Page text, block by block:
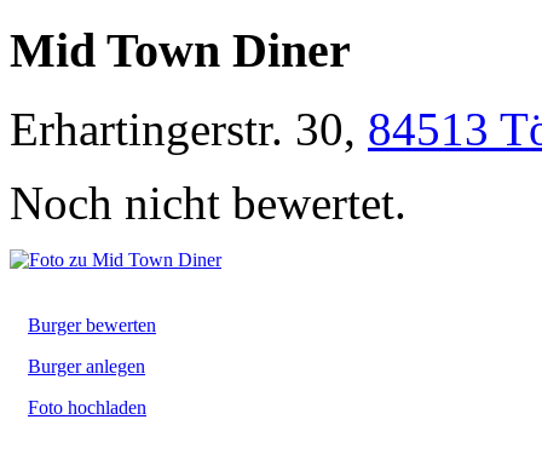
Mid Town Diner
Erhartingerstr. 30, 84513
Noch nicht bewertet.
Burger bewerten
Burger anlegen
Foto hochladen